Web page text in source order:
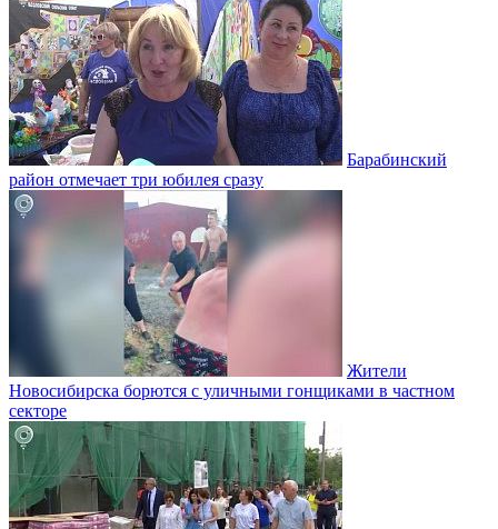
Барабинский
район отмечает три юбилея сразу
Жители
Новосибирска борются с уличными гонщиками в частном
секторе